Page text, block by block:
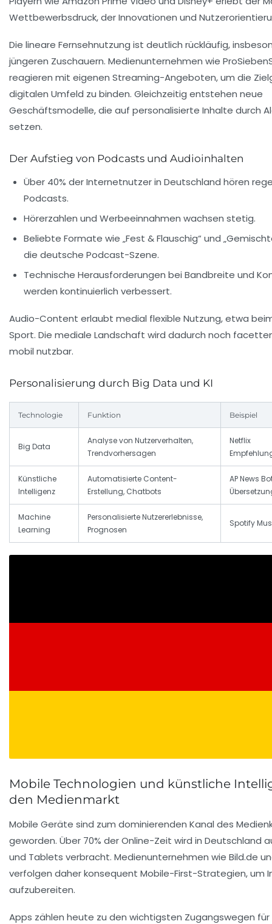
Wettbewerbsdruck, der Innovationen und
Die lineare Fernsehnutzung ist deutlich rückläufig,
jüngeren Zuschauern. Medienunternehmen wie
reagieren mit eigenen Streaming-Angeboten, um die
digitalen Umfeld zu binden. Gleichzeitig entstehen neue
Geschäftsmodelle, die auf personalisierte Inhalte durch
setzen.
Der Aufstieg von Podcasts und Audioinhalten
Über 40% der Internetnutzer in Deutschland hören
Podcasts.
Hörerzahlen und Werbeeinnahmen wachsen stetig.
Beliebte Formate wie „Fest & Flauschig“ und
die deutsche Podcast-Szene.
Technische Herausforderungen bei Bandbreite und
werden kontinuierlich verbessert.
Audio-Content erlaubt medial flexible Nutzung, etwa
Sport. Die mediale Landschaft wird dadurch noch
mobil nutzbar.
Personalisierung durch Big Data und KI
Technologie Funktion Beispiel
Big Data
Analyse von Nutzerverhalten,
Trendvorhersagen
Netflix
Künstliche
Intelligenz
Automatisierte Content-
Erstellung, Chatbots
AP News
Machine
Learning
Personalisierte Nutzererlebnisse,
Prognosen
Spotify
Mobile Technologien und künstliche
den Medienmarkt
Mobile Geräte sind zum dominierenden Kanal des
geworden. Über 70% der Online-Zeit wird in Deutschland
und Tablets verbracht. Medienunternehmen wie Bild.de
verfolgen daher konsequent Mobile-First-Strategien, um
aufzubereiten.
Apps zählen heute zu den wichtigsten Zugangswegen für